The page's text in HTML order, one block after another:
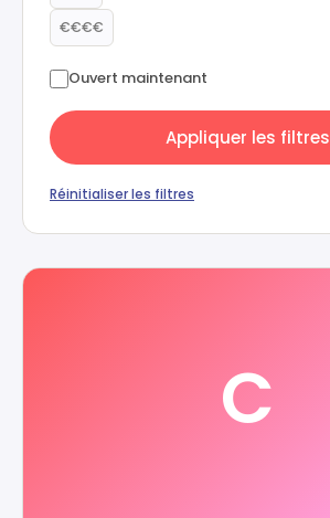
€€€€
Ouvert maintenant
Appliquer les filtres
Réinitialiser les filtres
C